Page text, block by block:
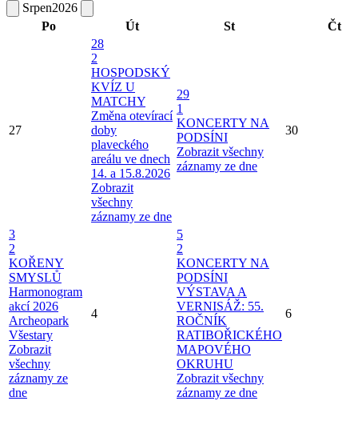
Srpen2026
Po
Út St Čt
27
28
2
HOSPODSKÝ
KVÍZ U
MATCHY
Změna otevírací
doby
plaveckého
areálu ve dnech
14. a 15.8.2026
Zobrazit
všechny
záznamy ze dne
29
1
KONCERTY NA
PODSÍNI
Zobrazit všechny
záznamy ze dne
30
3
2
KOŘENY
SMYSLŮ
Harmonogram
akcí 2026
Archeopark
Všestary
Zobrazit
všechny
záznamy ze
dne
4
5
2
KONCERTY NA
PODSÍNI
VÝSTAVA A
VERNISÁŽ: 55.
ROČNÍK
RATIBOŘICKÉHO
MAPOVÉHO
OKRUHU
Zobrazit všechny
záznamy ze dne
6